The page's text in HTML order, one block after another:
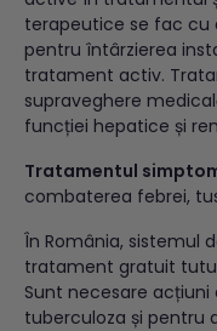
terapeutice se fac cu
pentru întârzierea
tratament activ.
supraveghere
funcției hepatice și
Tratamentul
combaterea febrei,
În România, sistemul
tratament gratuit
Sunt necesare
tuberculoza și pentru